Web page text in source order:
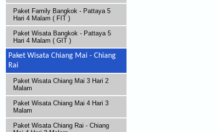
Paket Family Bangkok - Pattaya 5
Hari 4 Malam ( FIT )
Paket Wisata Bangkok - Pattaya 5
Hari 4 Malam ( GIT )
Paket Wisata Chiang Mai - Chiang
Rai
Paket Wisata Chiang Mai 3 Hari 2
Malam
Paket Wisata Chiang Mai 4 Hari 3
Malam
Paket Wisata Chiang Rai - Chiang